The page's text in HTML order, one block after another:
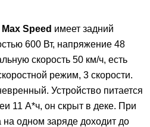
Speed имеет задний
600 Вт, напряжение 48
скорость 50 км/ч, есть
режим, 3 скорости.
Устройство питается
11 А*ч, он скрыт в деке. При
на одном заряде доходит до